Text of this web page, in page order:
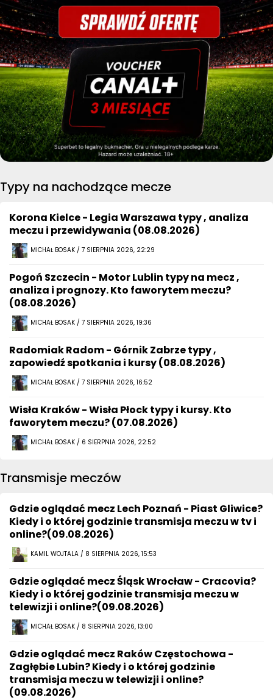
Typy na nachodzące mecze
Korona Kielce - Legia Warszawa typy , analiza
meczu i przewidywania (08.08.2026)
MICHAŁ BOSAK / 7 SIERPNIA 2026, 22:29
Pogoń Szczecin - Motor Lublin typy na mecz ,
analiza i prognozy. Kto faworytem meczu?
(08.08.2026)
MICHAŁ BOSAK / 7 SIERPNIA 2026, 19:36
Radomiak Radom - Górnik Zabrze typy ,
zapowiedź spotkania i kursy (08.08.2026)
MICHAŁ BOSAK / 7 SIERPNIA 2026, 16:52
Wisła Kraków - Wisła Płock typy i kursy. Kto
faworytem meczu? (07.08.2026)
MICHAŁ BOSAK / 6 SIERPNIA 2026, 22:52
Transmisje meczów
Gdzie oglądać mecz Lech Poznań - Piast Gliwice?
Kiedy i o której godzinie transmisja meczu w tv i
online?(09.08.2026)
KAMIL WOJTALA / 8 SIERPNIA 2026, 15:53
Gdzie oglądać mecz Śląsk Wrocław - Cracovia?
Kiedy i o której godzinie transmisja meczu w
telewizji i online?(09.08.2026)
MICHAŁ BOSAK / 8 SIERPNIA 2026, 13:00
Gdzie oglądać mecz Raków Częstochowa -
Zagłębie Lubin? Kiedy i o której godzinie
transmisja meczu w telewizji i online?
(09.08.2026)